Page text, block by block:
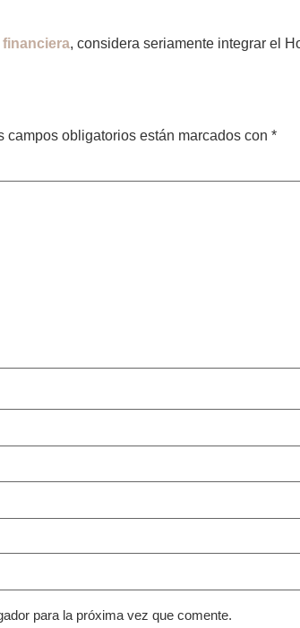
financiera, considera seriamente integrar el
campos obligatorios están marcados con *
para la próxima vez que comente.